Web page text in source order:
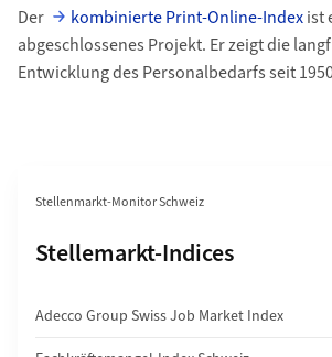
Der
kombinierte Print-Online-Indexist
abgeschlossenes Projekt. Er zeigt die
Entwicklung des Personalbedarfs seit
Stellenmarkt-Monitor Schweiz
Unterseiten von
Stellemarkt-Indices
Adecco Group Swiss Job Market Index